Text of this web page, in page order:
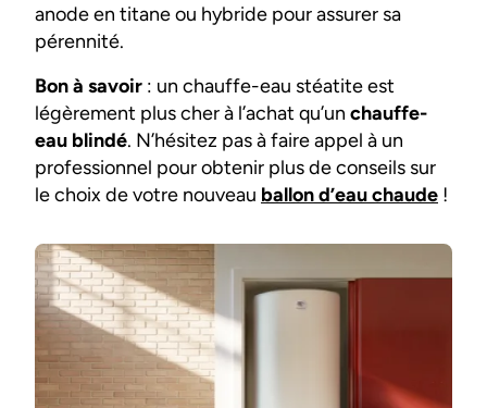
anode en titane ou hybride pour assurer sa
pérennité.
Bon à savoir : un chauffe-eau stéatite est
légèrement plus cher à l’achat qu’un chauffe-
eau blindé. N’hésitez pas à faire appel à un
professionnel pour obtenir plus de conseils sur
le choix de votre nouveau ballon d’eau chaude !